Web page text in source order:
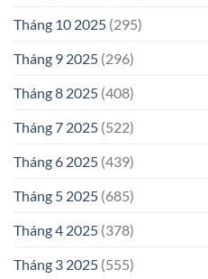
Tháng 10 2025 (295)
Tháng 9 2025 (296)
Tháng 8 2025 (408)
Tháng 7 2025 (522)
Tháng 6 2025 (439)
Tháng 5 2025 (685)
Tháng 4 2025 (378)
Tháng 3 2025 (555)